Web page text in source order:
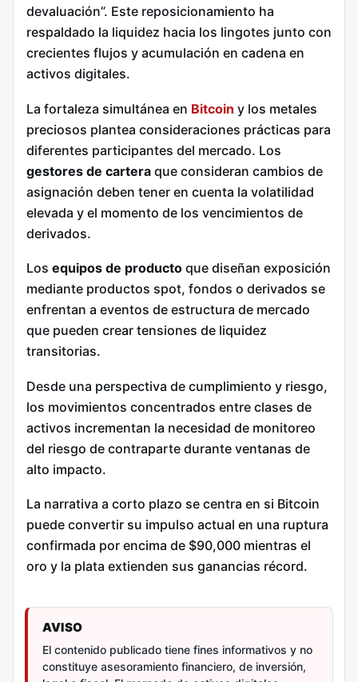
devaluación”. Este reposicionamiento ha
respaldado la liquidez hacia los lingotes junto con
crecientes flujos y acumulación en cadena en
activos digitales.
La fortaleza simultánea en Bitcoin y los metales
preciosos plantea consideraciones prácticas para
diferentes participantes del mercado. Los
gestores de cartera que consideran cambios de
asignación deben tener en cuenta la volatilidad
elevada y el momento de los vencimientos de
derivados.
Los equipos de producto que diseñan exposición
mediante productos spot, fondos o derivados se
enfrentan a eventos de estructura de mercado
que pueden crear tensiones de liquidez
transitorias.
Desde una perspectiva de cumplimiento y riesgo,
los movimientos concentrados entre clases de
activos incrementan la necesidad de monitoreo
del riesgo de contraparte durante ventanas de
alto impacto.
La narrativa a corto plazo se centra en si Bitcoin
puede convertir su impulso actual en una ruptura
confirmada por encima de $90,000 mientras el
oro y la plata extienden sus ganancias récord.
AVISO
El contenido publicado tiene fines informativos y no
constituye asesoramiento financiero, de inversión,